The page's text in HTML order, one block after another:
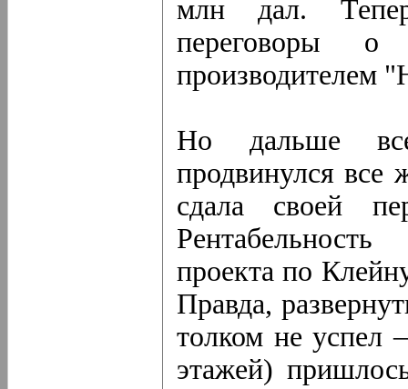
млн дал.
переговоры
производителем
Но дальше
продвинулся все
сдала своей
проекта по
Правда,
толком не успел
этажей)